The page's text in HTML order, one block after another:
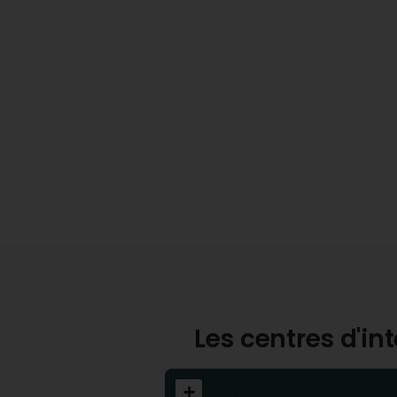
Les centres
+